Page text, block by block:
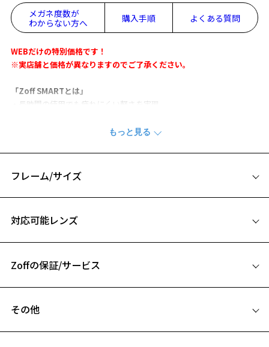
お気に入りに追加済です。
メガネ度数が
わからない方へ
購入手順 よくある質問
WEBだけの特別価格です！
※実店舗と価格が異なりますのでご了承ください。
「Zoff SMARTとは」
・長時間の使用でも疲れにくい軽さを実現。
・微調整可能なアームタイプで快適なかけ心地。
高機能素材ULTEM™ 樹脂※1を使用することで、柔軟性に優れ、超軽
量、掛け心地に優れたデザインです。
細みのフォルムが特長のモデル。
今回はテンプルに丸みをつけることでさらに柔軟性を高めた仕様にな
Zoff SMART (ゾフ・スマート) ページをみる
※1 ULTEM™ (ウルテム)樹脂はSABIC又はその子会社・開発会社の商標
フレーム/サイズ
B ブリッジ(鼻部分)の横幅：17mm
対応可能レンズ
フレームとレンズの合計料金を知りたい方へ
Zoffの保証/サービス
その他